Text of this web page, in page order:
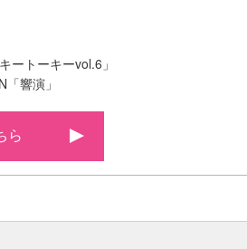
ートーキーvol.6」
響演」
ら